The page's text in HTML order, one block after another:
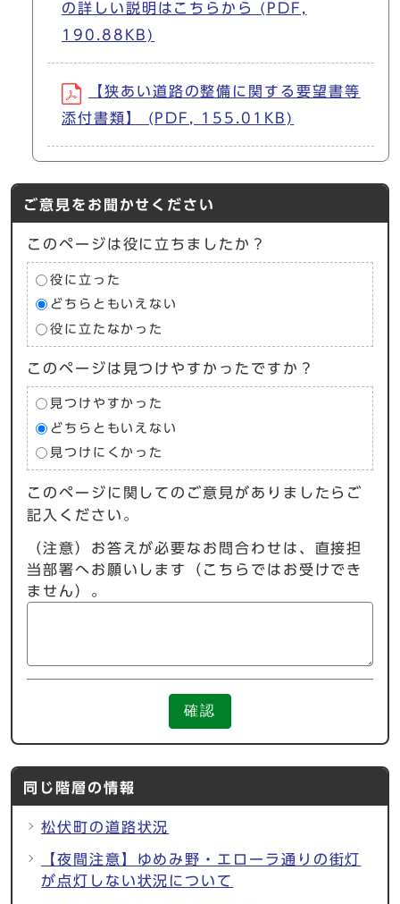
の詳しい説明はこちらから (PDF,
190.88KB)
【狭あい道路の整備に関する要望書等
添付書類】 (PDF, 155.01KB)
ご意見をお聞かせください
このページは役に立ちましたか？
役に立った
どちらともいえない
役に立たなかった
このページは見つけやすかったですか？
見つけやすかった
どちらともいえない
見つけにくかった
このページに関してのご意見がありましたらご
記入ください。
（注意）お答えが必要なお問合わせは、直接担
当部署へお願いします（こちらではお受けでき
ません）。
確認
同じ階層の情報
松伏町の道路状況
【夜間注意】ゆめみ野・エローラ通りの街灯
が点灯しない状況について